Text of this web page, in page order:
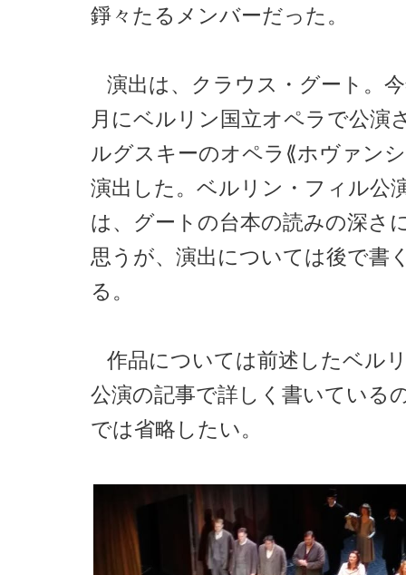
錚々たるメンバーだった。
演出は、クラウス・グート。
月にベルリン国立オペラで公演
ルグスキーのオペラ⟪ホヴァン
演出した。ベルリン・フィル公
は、グートの台本の読みの深さ
思うが、演出については後で書
る。
作品については前述したベル
公演の記事で詳しく書いている
では省略したい。